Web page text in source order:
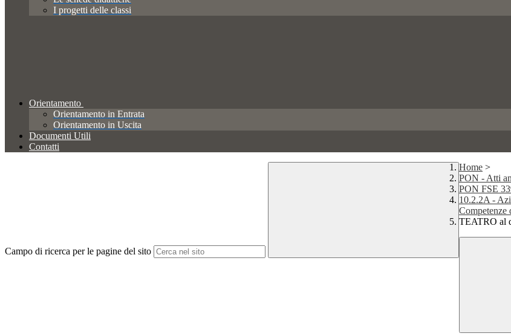
I progetti delle classi
Orientamento
Orientamento in Entrata
Orientamento in Uscita
Documenti Utili
Contatti
Campo di ricerca per le pagine del sito
Home >
PON - Atti
PON FSE
10.2.2A -
Competenze
TEATRO al